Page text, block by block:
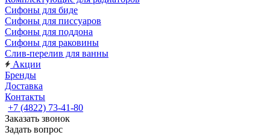
Сифоны для биде
Сифоны для писсуаров
Сифоны для поддона
Сифоны для раковины
Слив-перелив для ванны
Акции
Бренды
Доставка
Контакты
+7 (4822) 73-41-80
Заказать звонок
Задать вопрос